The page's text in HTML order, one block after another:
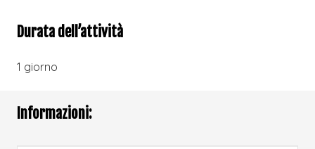
Durata dell’attività
1 giorno
Informazioni: